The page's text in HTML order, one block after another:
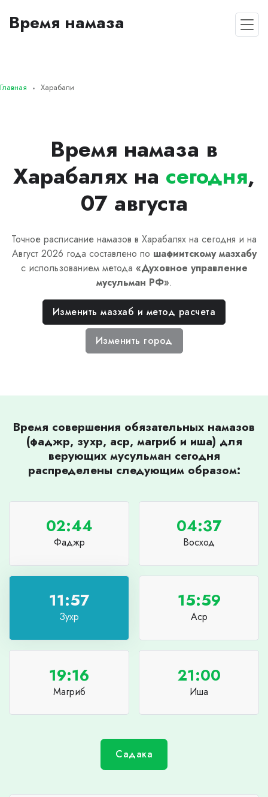
Время намаза
Главная Харабали
Время намаза в
Харабалях на сегодня,
07 августа
Точное расписание намазов в Харабалях на сегодня и на
Август 2026 года составлено по шафиитскомумазхабу
с использованием метода «Духовное управление
мусульман РФ».
Изменить мазхаб и метод расчета
Изменить город
Время совершения обязательных намазов
(фаджр, зухр, аср, магриб и иша) для
верующих мусульман сегодня
распределены следующим образом:
02:44
Фаджр
04:37
Восход
11:57
Зухр
15:59
Аср
19:16
Магриб
21:00
Иша
Садака